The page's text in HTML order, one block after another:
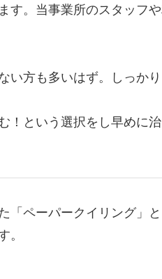
す。当事業所のスタッフ
い方も多いはず。しっか
という選択をし早めに
「ペーパークイリング」